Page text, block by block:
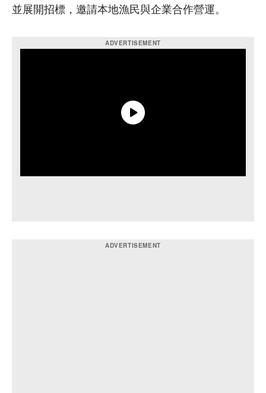
並展開招標，邀請本地漁民與企業合作營運。